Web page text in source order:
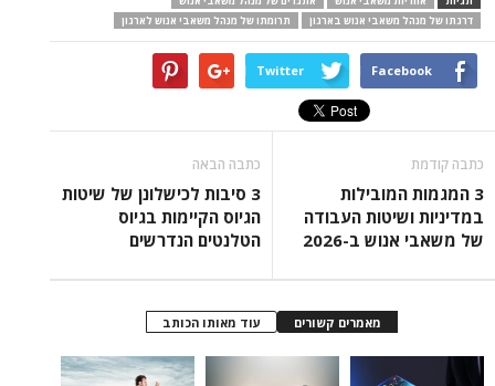
דרגתו של מנהל משאבי אנוש בארגון
תרומתו של מנהל משאבי אנוש לארגון
Facebook
Twitter
כתבה קודמת
3 המגמות המובילות
במדיניות ושיטות העבודה
של משאבי אנוש ב-2026
כתבה הבאה
3 סיבות לכישלונן של שיטות
הגיוס הקיימות בגיוס
הטלנטים הנדרשים
מאמרים קשורים עוד מאותו הכותב